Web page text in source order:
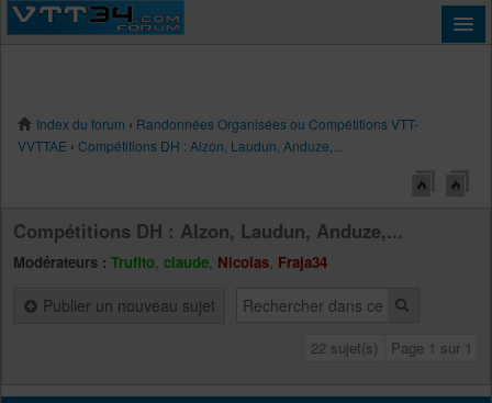
Index du forum ‹ Randonnées Organisées ou Compétitions VTT-
VVTTAE ‹ Compétitions DH : Alzon, Laudun, Anduze,...
Compétitions DH : Alzon, Laudun, Anduze,...
Modérateurs : Trufito, claude, Nicolas, Fraja34
Publier un nouveau sujet
22 sujet(s) Page 1 sur 1